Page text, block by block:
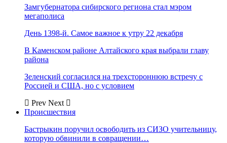
Замгубернатора сибирского региона стал мэром
мегаполиса
День 1398-й. Самое важное к утру 22 декабря
В Каменском районе Алтайского края выбрали главу
района
Зеленский согласился на трехстороннюю встречу с
Россией и США, но с условием
Prev Next
Происшествия
Бастрыкин поручил освободить из СИЗО учительницу,
которую обвинили в совращении…